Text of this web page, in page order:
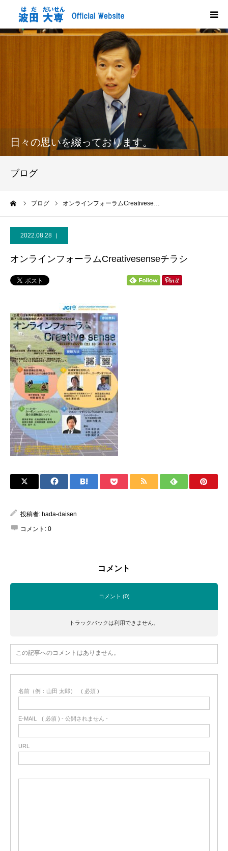
日々の思いを綴っております。
ブログ
ブログ オンラインフォーラムCreativese…
2022.08.28
オンラインフォーラムCreativesenseチラシ
投稿者: hada-daisen
コメント: 0
コメント
コメント (0)
トラックバックは利用できません。
この記事へのコメントはありません。
名前（例：山田 太郎） ( 必須 )
E-MAIL ( 必須 ) - 公開されません -
URL
活動報告
応援する
個人献金